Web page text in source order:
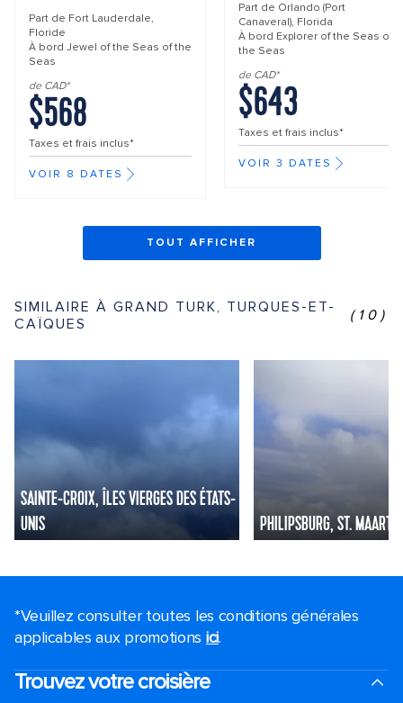
Part de Fort Lauderdale,
Floride
À bord Jewel of the Seas of the
Seas
de CAD*
$568
Taxes et frais inclus*
VOIR 8 DATES
Part de Orlando (Port
Canaveral), Florida
À bord Explorer of the Seas of
the Seas
de CAD*
$643
Taxes et frais inclus*
VOIR 3 DATES
TOUT AFFICHER
SIMILAIRE À GRAND TURK, TURQUES-ET-
CAÏQUES
(10)
SAINTE-CROIX, ÎLES VIERGES DES ÉTATS-
UNIS
PHILIPSBURG, ST.
*Veuillez consulter toutes les conditions générales
applicables aux promotions ici.
Trouvez votre croisière